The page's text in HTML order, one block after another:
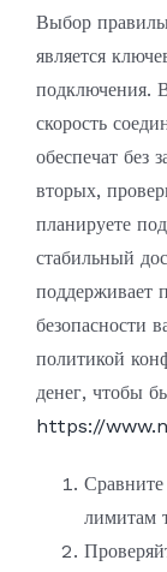
Выбор
является
подключения.
скорость
обеспечат без
вторых,
планируете
стабильный
поддерживает
безопасности
политикой
денег, чтобы
https://
лимитам